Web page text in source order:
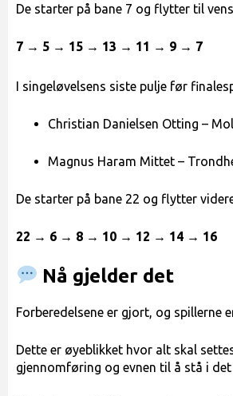
De starter på bane 7 og flytter til
7 → 5 → 15 → 13 → 11 → 9 → 7
I singeløvelsens siste pulje før
Christian Danielsen Otting –
Magnus Haram Mittet –
De starter på bane 22 og flytter
22 → 6 → 8 → 10 → 12 → 14 → 16
Nå gjelder det
Forberedelsene er gjort, og spillerne
Dette er øyeblikket hvor alt skal
gjennomføring og evnen til å stå i